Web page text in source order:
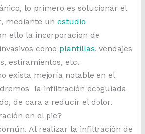
lo primero es solucionar el
mediante un estudio
ello la incorporacion de
como plantillas, vendajes
estiramientos, etc.
exista mejoría notable en el
la infiltración ecoguiada
de cara a reducir el dolor.
en el pie?
Al realizar la infiltración de